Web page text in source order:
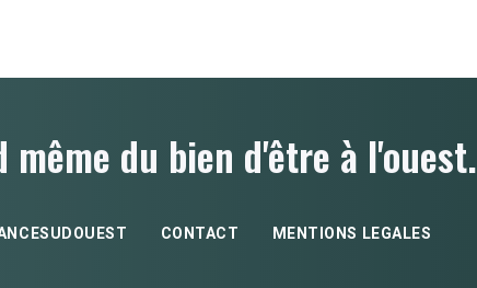
même du bien d'être à l'ouest.
CONTACT MENTIONS LEGALES